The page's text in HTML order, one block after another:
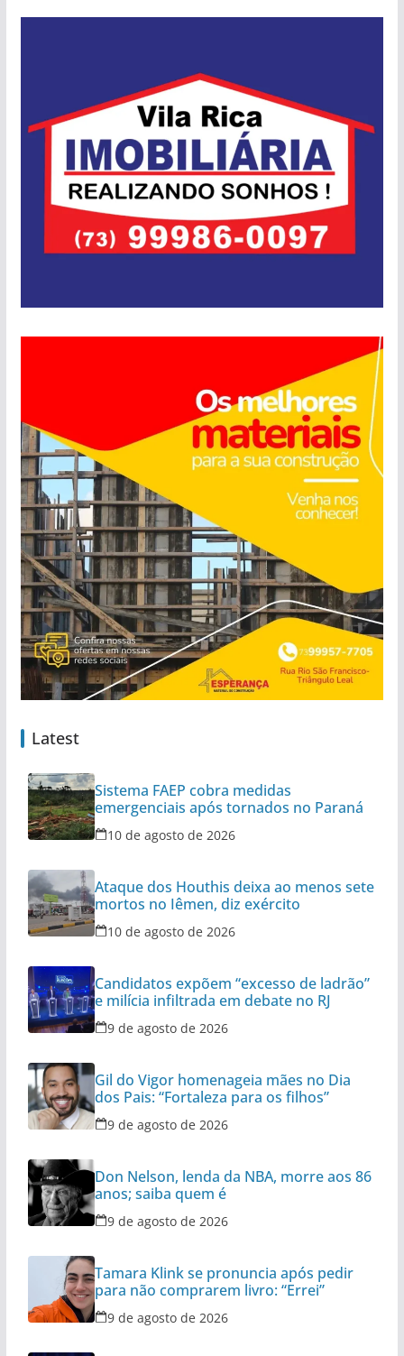
Latest
Sistema FAEP cobra medidas
emergenciais após tornados no Paraná
10 de agosto de 2026
Ataque dos Houthis deixa ao menos sete
mortos no Iêmen, diz exército
10 de agosto de 2026
Candidatos expõem “excesso de ladrão”
e milícia infiltrada em debate no RJ
9 de agosto de 2026
Gil do Vigor homenageia mães no Dia
dos Pais: “Fortaleza para os filhos”
9 de agosto de 2026
Don Nelson, lenda da NBA, morre aos 86
anos; saiba quem é
9 de agosto de 2026
Tamara Klink se pronuncia após pedir
para não comprarem livro: “Errei”
9 de agosto de 2026